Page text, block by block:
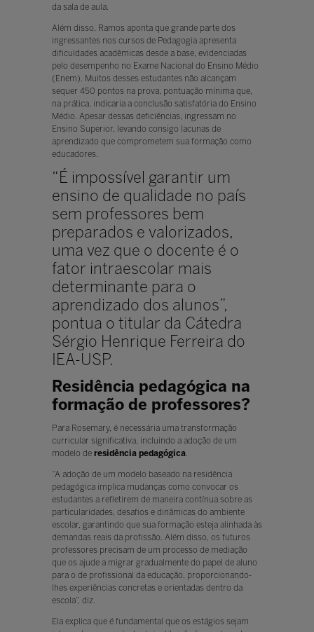
da sala de aula.
Além disso, Ramos aponta que grande parte dos
ingressantes nos cursos de Pedagogia apresenta
dificuldades acadêmicas desde a base, evidenciadas
pelo desempenho no Exame Nacional do Ensino Médio
(Enem). Muitos desses estudantes não alcançam
sequer 450 pontos na prova, pontuação mínima que,
na prática, indicaria a conclusão satisfatória do Ensino
Médio. Apesar dessas deficiências, ingressam no
Ensino Superior, levando consigo lacunas de
aprendizado que comprometem sua formação como
educadores.
“É impossível garantir um
ensino de qualidade no país
sem professores bem
preparados e valorizados,
uma vez que o docente é o
fator intraescolar mais
determinante para o
aprendizado dos alunos”,
pontua o titular da Cátedra
Sérgio Henrique Ferreira do
IEA-USP.
Residência pedagógica na
formação de professores?
Para Rosemary, é necessária uma transformação
curricular significativa, incluindo a adoção de um
modelo de residência pedagógica.
“A adoção de um modelo baseado na residência
pedagógica implica mudanças como convocar os
estudantes a refletirem de maneira contínua sobre as
particularidades, desafios e dinâmicas do ambiente
escolar, garantindo que sua formação esteja alinhada às
demandas reais da profissão. Além disso, os futuros
professores precisam de um processo de mediação
que os ajude a migrar gradualmente do papel de aluno
para o de profissional da educação, proporcionando-
lhes experiências concretas e orientadas dentro da
escola”, diz.
Ela explica que é fundamental que os estágios sejam